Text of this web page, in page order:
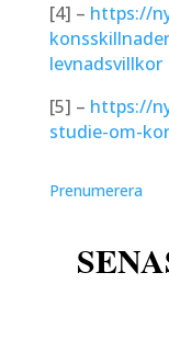
[4] – https://
levnadsvillkor
[5] – https://
studie-om-
Prenumerera